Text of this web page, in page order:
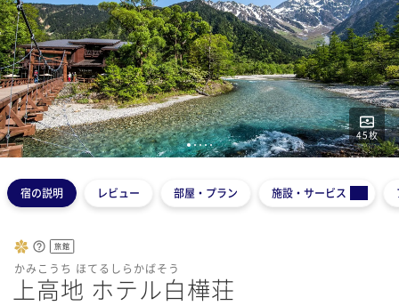
45枚
12345
宿の説明 レビュー 部屋・プラン 施設・サービス
旅館
かみこうち ほてるしらかばそう
上高地 ホテル白樺荘